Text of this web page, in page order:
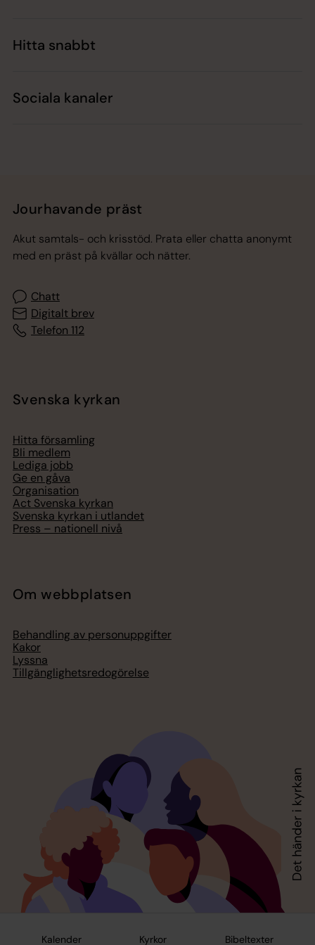
Kalender Kyrkor Bibeltexter
Hitta snabbt
Sociala kanaler
Jourhavande präst
Akut samtals- och krisstöd. Prata eller chatta anonymt
med en präst på kvällar och nätter.
Chatt
Digitalt brev
Telefon 112
Svenska kyrkan
Hitta församling
Bli medlem
Lediga jobb
Ge en gåva
Organisation
Act Svenska kyrkan
Svenska kyrkan i utlandet
Press – nationell nivå
Om webbplatsen
Behandling av personuppgifter
Kakor
Lyssna
Tillgänglighetsredogörelse